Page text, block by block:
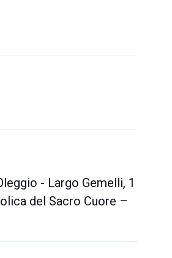
- Largo Gemelli, 1
del Sacro Cuore –